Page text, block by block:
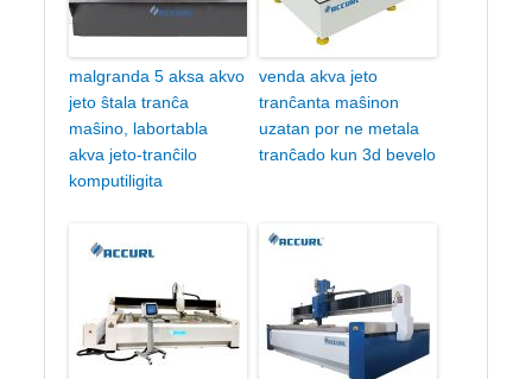
malgranda 5 aksa akvo
jeto ŝtala tranĉa
maŝino, labortabla
akva jeto-tranĉilo
komputiligita
venda akva jeto
tranĉanta maŝinon
uzatan por ne metala
tranĉado kun 3d bevelo